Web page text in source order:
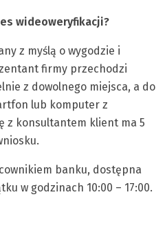
wideoweryfikacji?
z myślą o wygodzie i
firmy przechodzi
z dowolnego miejsca, a do
lub komputer z
z konsultantem klient ma 5
banku, dostępna
w godzinach 10:00 – 17:00.